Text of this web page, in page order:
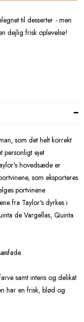
til desserter - men
dejlig frisk oplevelse!
som det helt korrekt
personligt ejet
hovedsæde er
som eksporteres
portvinene
fra Taylor's dyrkes i
de Vargellas, Quinta
samt intens og delikat
har en frisk, blød og